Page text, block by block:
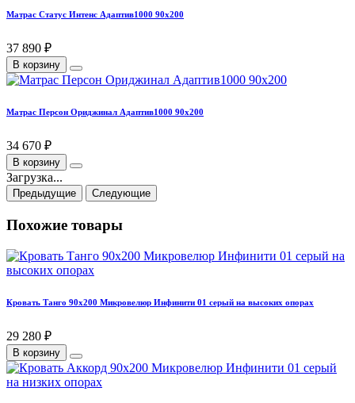
Матрас Статус Интенс Адаптив1000 90х200
37 890 ₽
В корзину
Матрас Персон Ориджинал Адаптив1000 90х200
34 670 ₽
В корзину
Загрузка...
Предыдущие Следующие
Похожие товары
Кровать Танго 90х200 Микровелюр Инфинити 01 серый на высоких опорах
29 280 ₽
В корзину